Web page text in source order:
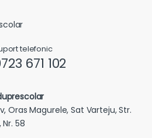
telefonic
671 102
Oras Magurele, Sat Varteju, Str.
58